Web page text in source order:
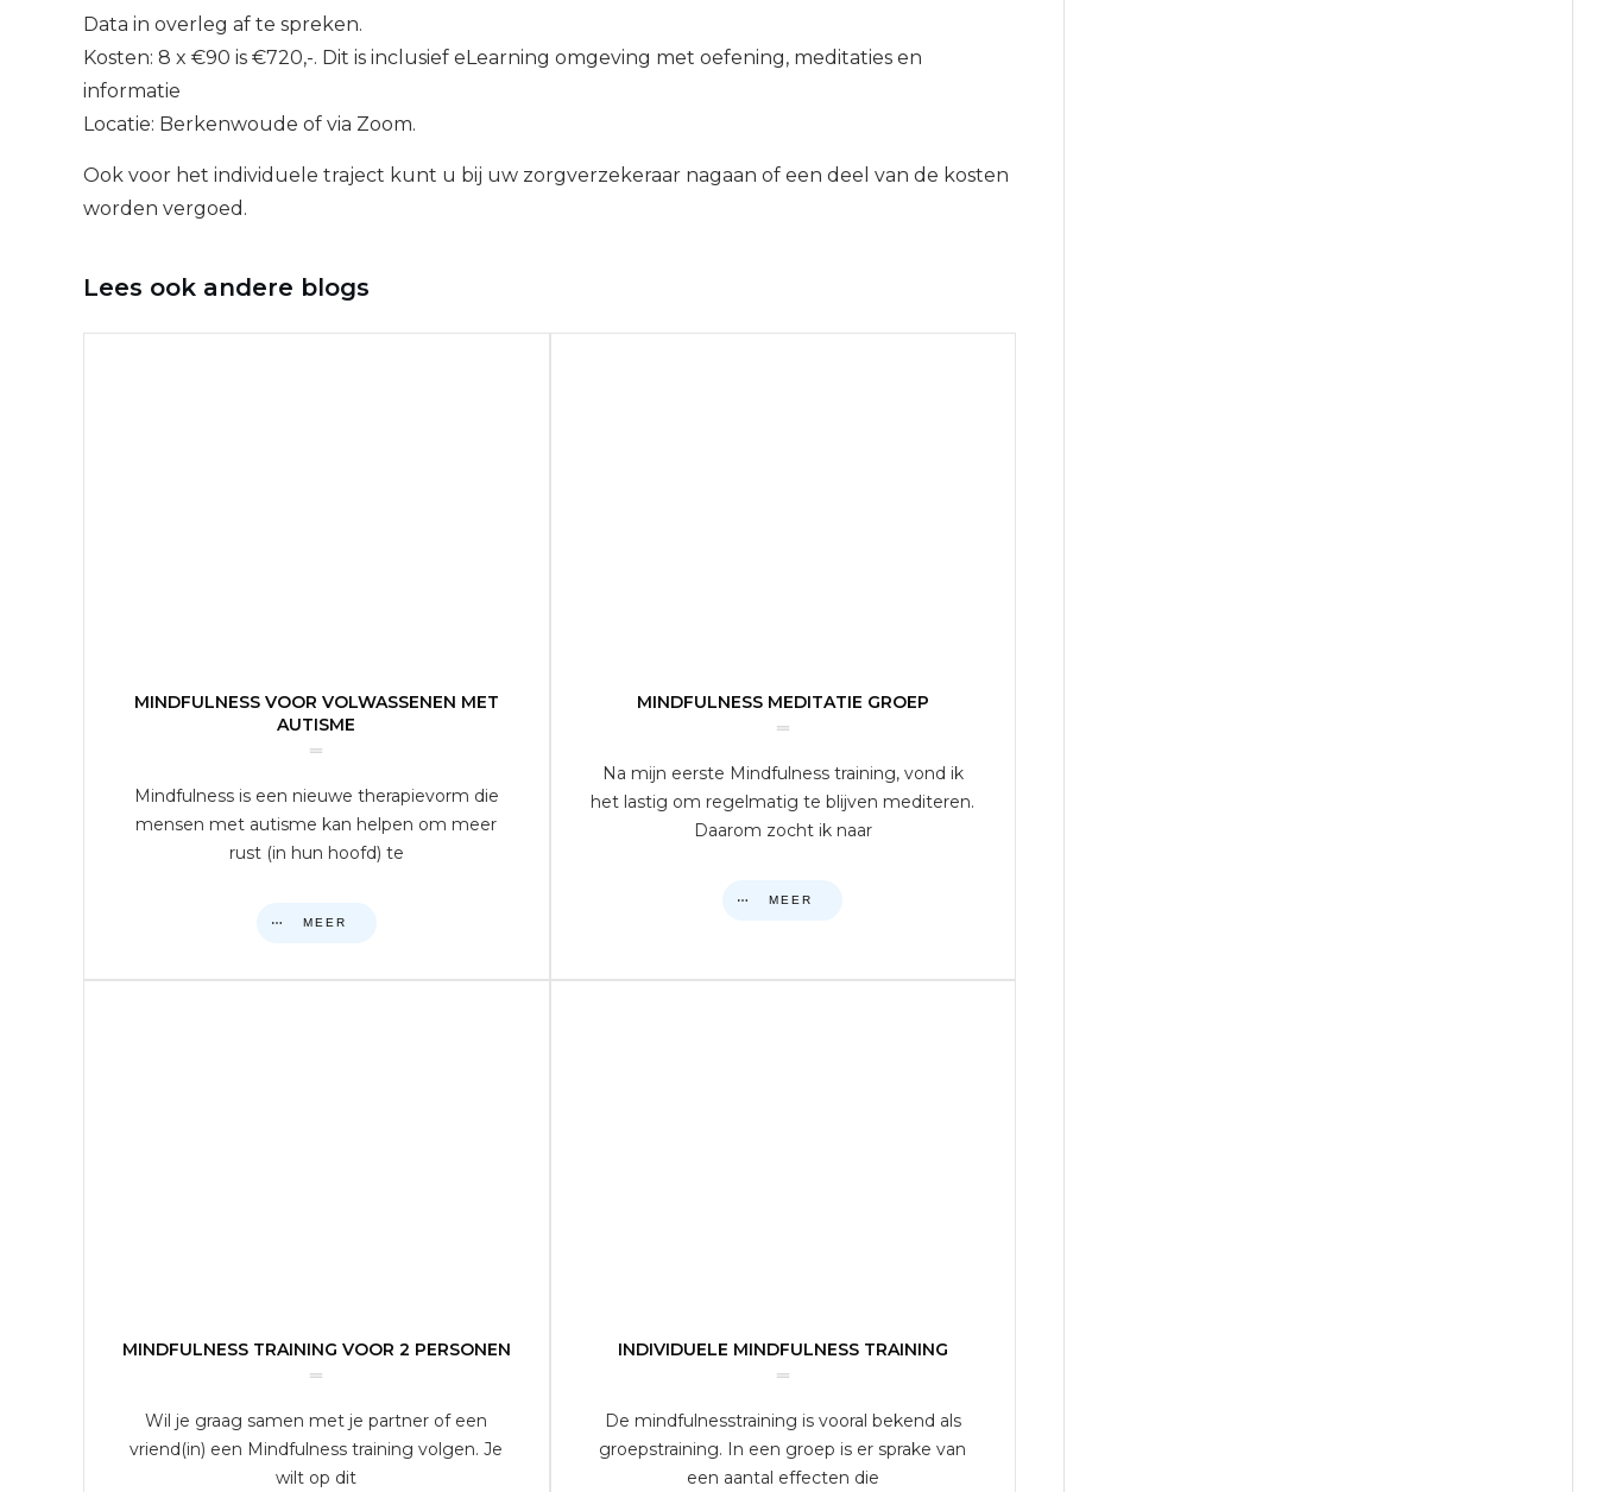
Data in overleg af te spreken.
Kosten: 8 x €90 is €720,-. Dit is inclusief eLearning omgeving met oefening, meditaties en
informatie
Locatie: Berkenwoude of via Zoom.
Ook voor het individuele traject kunt u bij uw zorgverzekeraar nagaan of een deel van de kosten
worden vergoed.
Lees ook andere blogs
MINDFULNESS VOOR VOLWASSENEN MET
AUTISME
Mindfulness is een nieuwe therapievorm die
mensen met autisme kan helpen om meer
rust (in hun hoofd) te
MEER
MINDFULNESS MEDITATIE GROEP
Na mijn eerste Mindfulness training, vond ik
het lastig om regelmatig te blijven mediteren.
Daarom zocht ik naar
MEER
MINDFULNESS TRAINING VOOR 2 PERSONEN
Wil je graag samen met je partner of een
vriend(in) een Mindfulness training volgen. Je
wilt op dit
INDIVIDUELE MINDFULNESS TRAINING
De mindfulness­training is vooral bekend als
groepstraining. In een groep is er sprake van
een aantal effecten die